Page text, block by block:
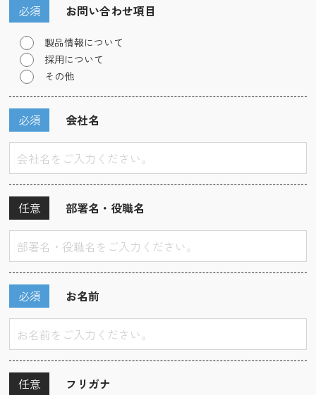
お問い合わせ項目
必須
製品情報について
採用について
その他
会社名
必須
部署名・役職名
任意
お名前
必須
フリガナ
任意